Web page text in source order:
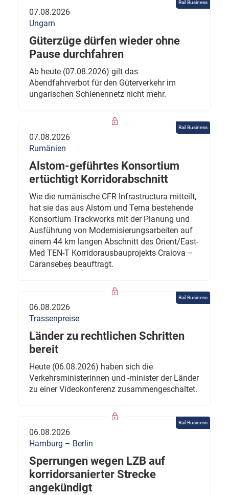
Rail Business
07.08.2026
Ungarn
Güterzüge dürfen wieder ohne
Pause durchfahren
Ab heute (07.08.2026) gilt das
Abendfahrverbot für den Güterverkehr im
ungarischen Schienennetz nicht mehr.
Rail Business
07.08.2026
Rumänien
Alstom-geführtes Konsortium
ertüchtigt Korridorabschnitt
Wie die rumänische CFR Infrastructura mitteilt,
hat sie das aus Alstom und Terna bestehende
Konsortium Trackworks mit der Planung und
Ausführung von Modernisierungsarbeiten auf
einem 44 km langen Abschnitt des Orient/East-
Med TEN-T Korridorausbauprojekts Craiova –
Caransebeș beauftragt.
Rail Business
06.08.2026
Trassenpreise
Länder zu rechtlichen Schritten
bereit
Heute (06.08.2026) haben sich die
Verkehrsministerinnen und -minister der Länder
zu einer Videokonferenz zusammengeschaltet.
Rail Business
06.08.2026
Hamburg – Berlin
Sperrungen wegen LZB auf
korridorsanierter Strecke
angekündigt